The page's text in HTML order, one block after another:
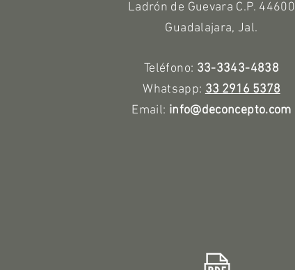
Ladrón de Guevara C.P. 44600
Guadalajara, Jal.
Teléfono: 33-3343-4838
Whatsapp:33 2916 5378
Email: info@deconcepto.com